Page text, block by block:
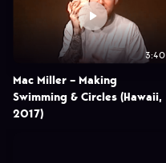
3:40
Mac Miller – Making
Swimming & Circles (Hawaii,
2017)